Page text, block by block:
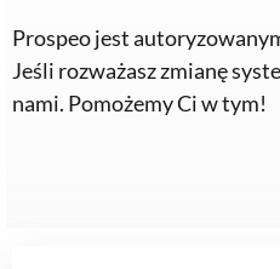
Prospeo jest
Jeśli rozważasz zmianę
nami. Pomożemy Ci w tym!